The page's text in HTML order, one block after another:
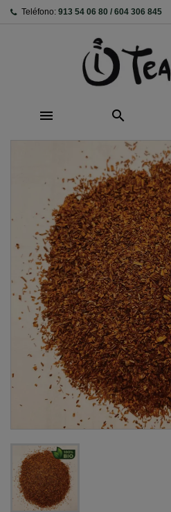
Teléfono: 913 54 06 80 / 604 306 845
 